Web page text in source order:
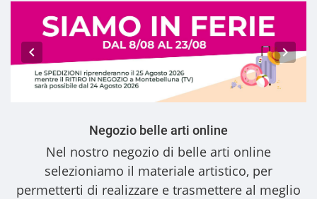
Negozio belle arti online
Nel nostro negozio di belle arti online
selezioniamo il materiale artistico, per
permetterti di realizzare e trasmettere al meglio